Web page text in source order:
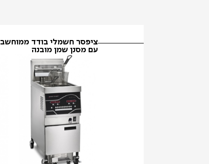
ציפסר חשמלי בודד ממוחשב
עם מסנן שמן מובנה